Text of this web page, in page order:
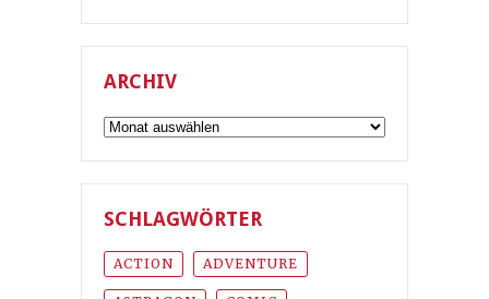
ARCHIV
Archiv
SCHLAGWÖRTER
ACTION ADVENTURE